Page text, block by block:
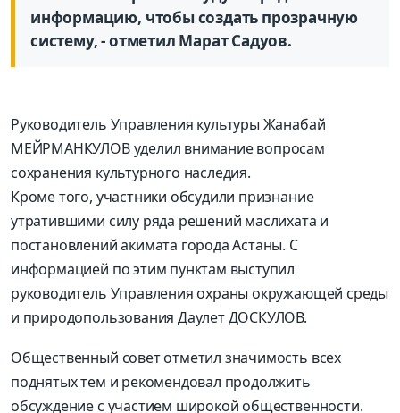
информацию, чтобы создать прозрачную
систему, - отметил Марат Садуов.
Руководитель Управления культуры Жанабай
МЕЙРМАНКУЛОВ уделил внимание вопросам
сохранения культурного наследия.
Кроме того, участники обсудили признание
утратившими силу ряда решений маслихата и
постановлений акимата города Астаны. С
информацией по этим пунктам выступил
руководитель Управления охраны окружающей среды
и природопользования Даулет ДОСКУЛОВ.
Общественный совет отметил значимость всех
поднятых тем и рекомендовал продолжить
обсуждение с участием широкой общественности.